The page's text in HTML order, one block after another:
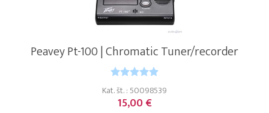
Peavey Pt-100 | Chromatic Tuner/recorder
Kat. št. : 50098539
15,00 €